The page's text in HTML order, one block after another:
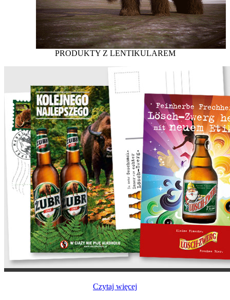
PRODUKTY Z LENTIKULAREM
Czytaj więcej